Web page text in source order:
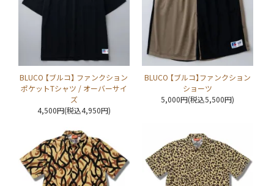
BLUCO 【ブルコ】 ファンクション
ポケットTシャツ / オーバーサイ
ズ
4,500円(税込4,950円)
BLUCO 【ブルコ】ファンクション
ショーツ
5,000円(税込5,500円)